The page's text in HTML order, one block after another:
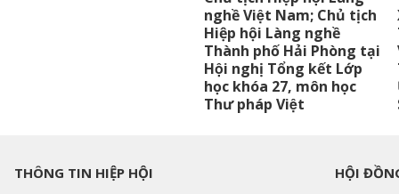
nghề Việt Nam; Chủ tịch
Hiệp hội Làng nghề
Thành phố Hải Phòng tại
Hội nghị Tổng kết Lớp
học khóa 27, môn học
Thư pháp Việt
THÔNG TIN HIỆP HỘI HỘI